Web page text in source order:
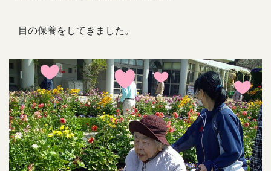
目の保養をしてきました。